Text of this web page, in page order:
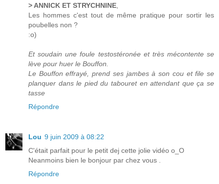
> ANNICK ET STRYCHNINE
Les hommes c'est tout de même pratique pour sortir les
poubelles non ?
:o)
Et soudain une foule testostéronée et très mécontente se
lève pour huer le Bouffon.
Le Bouffon effrayé, prend ses jambes à son cou et file se
planquer dans le pied du tabouret en attendant que ça se
tasse
Répondre
Lou 9 juin 2009 à 08:22
C'était parfait pour le petit dej cette jolie vidéo o_O
Neanmoins bien le bonjour par chez vous .
Répondre